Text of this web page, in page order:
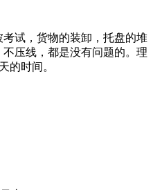
试，货物的装卸，托盘的堆
压线，都是没有问题的。理
的时间。